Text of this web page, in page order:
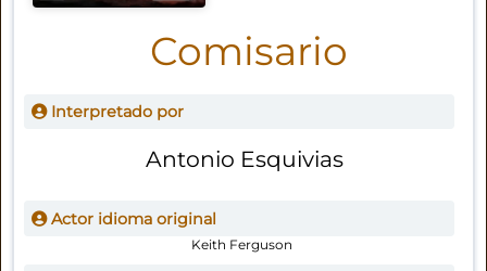
Comisario
Interpretado por
Antonio Esquivias
Actor idioma original
Keith Ferguson